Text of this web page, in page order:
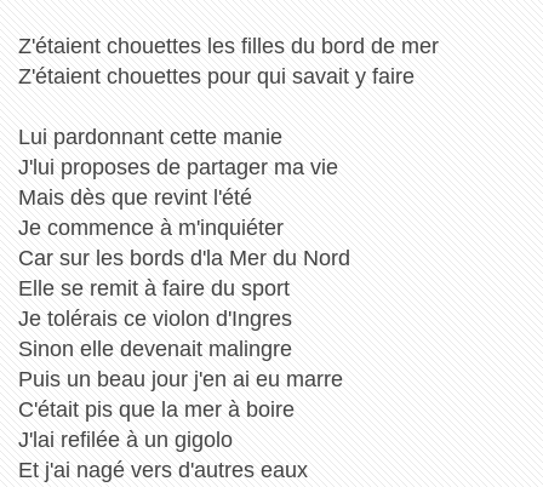
Z'étaient chouettes les filles du bord de mer
Z'étaient chouettes pour qui savait y faire
Lui pardonnant cette manie
J'lui proposes de partager ma vie
Mais dès que revint l'été
Je commence à m'inquiéter
Car sur les bords d'la Mer du Nord
Elle se remit à faire du sport
Je tolérais ce violon d'Ingres
Sinon elle devenait malingre
Puis un beau jour j'en ai eu marre
C'était pis que la mer à boire
J'lai refilée à un gigolo
Et j'ai nagé vers d'autres eaux